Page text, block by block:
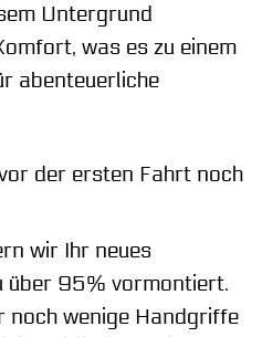
Untergrund
was es zu einem
abenteuerliche
der ersten Fahrt noch
wir Ihr neues
über 95% vormontiert.
noch wenige Handgriffe